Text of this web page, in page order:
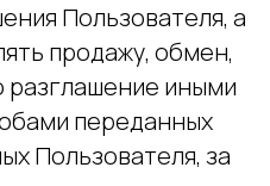
Пользователя, а
продажу, обмен,
разглашение иными
переданных
Пользователя, за